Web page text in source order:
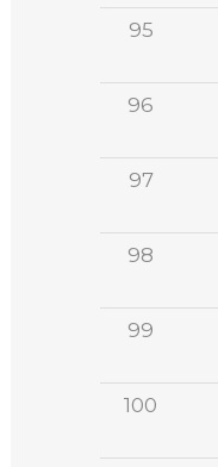
95
96
97
98
99
100